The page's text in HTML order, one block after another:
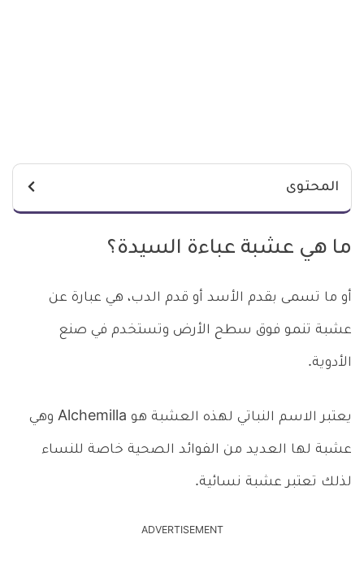
المحتوى
ما هي عشبة عباءة السيدة؟
أو ما تسمى بقدم الأسد أو قدم الدب، هي عبارة عن
عشبة تنمو فوق سطح الأرض وتستخدم في صنع
الأدوية.
يعتبر الاسم النباتي لهذه العشبة هو Alchemilla وهي
عشبة لها العديد من الفوائد الصحية خاصة للنساء
لذلك تعتبر عشبة نسائية.
ADVERTISEMENT